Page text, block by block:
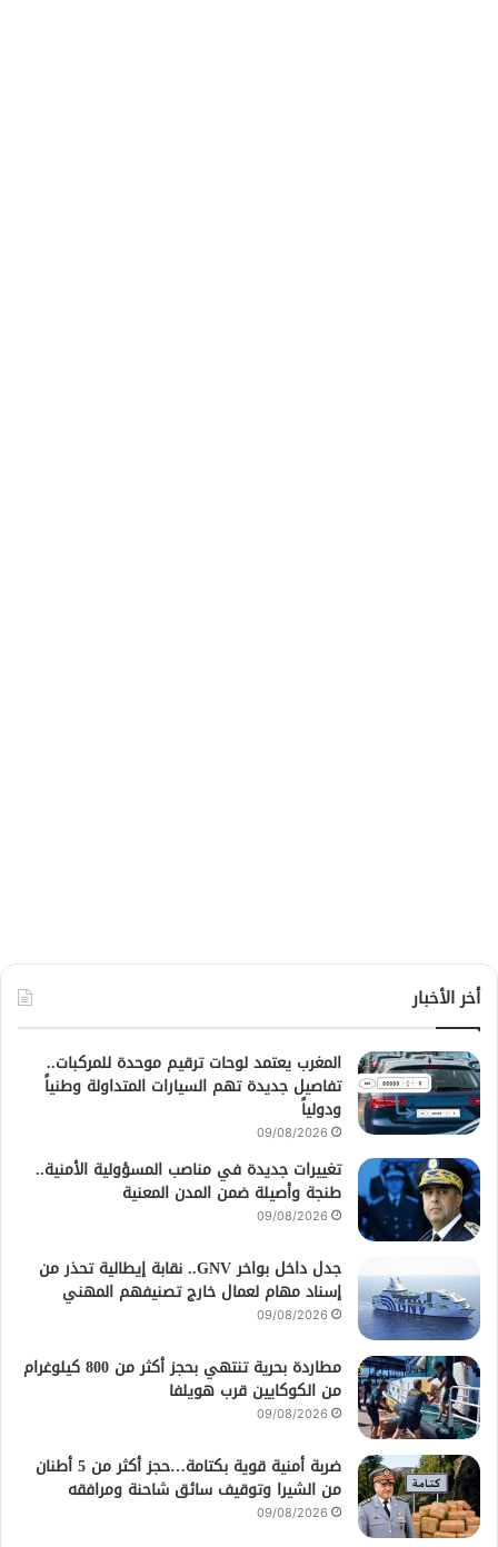
أخر الأخبار
المغرب يعتمد لوحات ترقيم موحدة للمركبات..
تفاصيل جديدة تهم السيارات المتداولة وطنياً
ودولياً
09/08/2026
تغييرات جديدة في مناصب المسؤولية الأمنية..
طنجة وأصيلة ضمن المدن المعنية
09/08/2026
جدل داخل بواخر GNV.. نقابة إيطالية تحذر من
إسناد مهام لعمال خارج تصنيفهم المهني
09/08/2026
مطاردة بحرية تنتهي بحجز أكثر من 800 كيلوغرام
من الكوكايين قرب هويلفا
09/08/2026
ضربة أمنية قوية بكتامة…حجز أكثر من 5 أطنان
من الشيرا وتوقيف سائق شاحنة ومرافقه
09/08/2026